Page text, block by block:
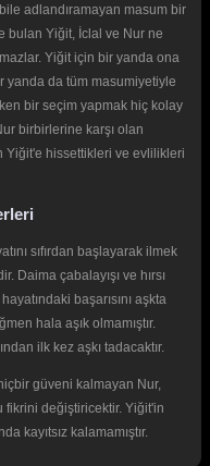
adlandıramayan masum bir
bulan Yiğit, İclal ve Nur ne
Yiğit için bir yanda ona
yanda da tüm masumiyetiyle
bir seçim yapmak hiç kolay
birbirlerine karşı olan
hissettikleri ve evlilikleri
sıfırdan başlayarak ilmek
Daima çabalayışı ve hırsı
başarısını aşkta
hala aşık olmamıştır.
ilk kez aşkı tadacaktır.
güveni kalmayan Nur,
fikrini değiştiricektir. Yiğit'in
kayıtsız kalamamıştır.